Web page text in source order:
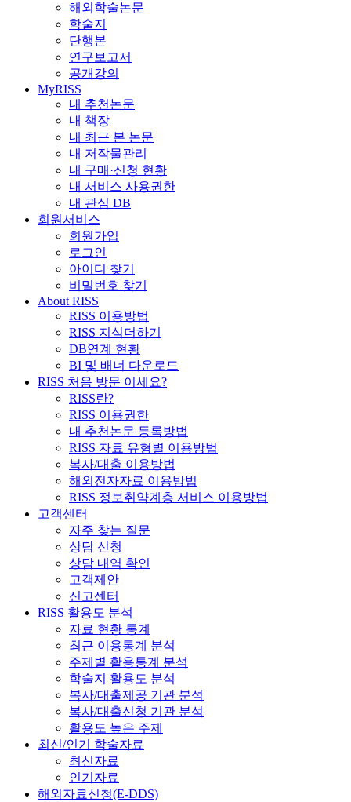
해외학술논문
학술지
단행본
연구보고서
공개강의
MyRISS
내 추천논문
내 책장
내 최근 본 논문
내 저작물관리
내 구매·신청 현황
내 서비스 사용권한
내 관심 DB
회원서비스
회원가입
로그인
아이디 찾기
비밀번호 찾기
About RISS
RISS 이용방법
RISS 지식더하기
DB연계 현황
BI 및 배너 다운로드
RISS 처음 방문 이세요?
RISS란?
RISS 이용권한
내 추천논문 등록방법
RISS 자료 유형별 이용방법
복사/대출 이용방법
해외전자자료 이용방법
RISS 정보취약계층 서비스 이용방법
고객센터
자주 찾는 질문
상담 신청
상담 내역 확인
고객제안
신고센터
RISS 활용도 분석
자료 현황 통계
최근 이용통계 분석
주제별 활용통계 분석
학술지 활용도 분석
복사/대출제공 기관 분석
복사/대출신청 기관 분석
활용도 높은 주제
최신/인기 학술자료
최신자료
인기자료
해외자료신청(E-DDS)